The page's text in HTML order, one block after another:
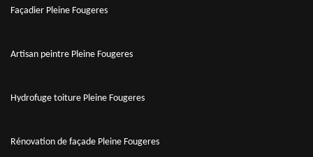
Façadier Pleine Fougeres
Artisan peintre Pleine Fougeres
Hydrofuge toiture Pleine Fougeres
Rénovation de façade Pleine Fougeres